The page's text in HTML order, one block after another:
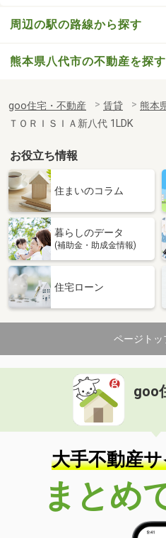
周辺の駅の路線から探す
熊本県八代市の不動産を探す
goo住宅・不動産 賃貸 熊本
ＴＯＲＩＳＩＡ新八代 1LDK
お役立ち情報
住まいのコラム
暮らしのデータ
(補助金・助成金情報)
住宅ローン
ページトッ
goo
大手不動産
まとめ